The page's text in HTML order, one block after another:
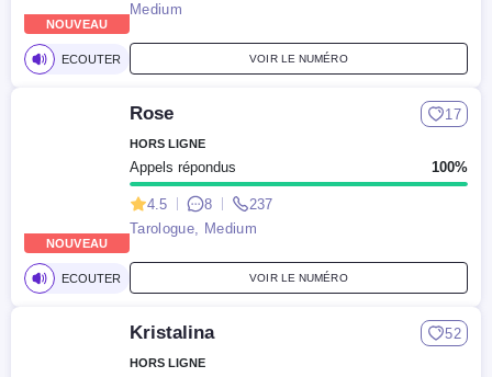
NOUVEAU
Medium
ECOUTER VOIR LE NUMÉRO
NOUVEAU
Rose 17
HORS LIGNE
Appels répondus 100%
4.5 8
237
Tarologue, Medium
ECOUTER VOIR LE NUMÉRO
Kristalina 52
HORS LIGNE